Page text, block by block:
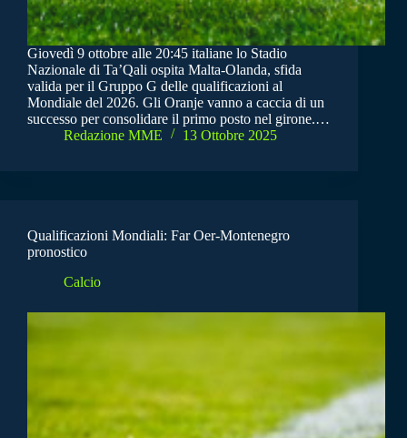
Giovedì 9 ottobre alle 20:45 italiane lo Stadio
Nazionale di Ta’Qali ospita Malta-Olanda, sfida
valida per il Gruppo G delle qualificazioni al
Mondiale del 2026. Gli Oranje vanno a caccia di un
successo per consolidare il primo posto nel girone.…
Redazione MME
13 Ottobre 2025
Qualificazioni Mondiali: Far Oer-Montenegro
pronostico
Calcio